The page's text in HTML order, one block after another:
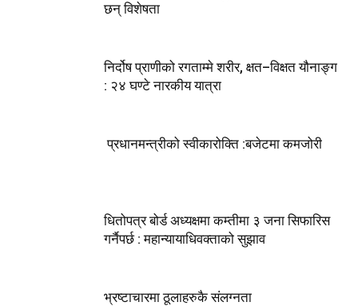
छन् विशेषता
निर्दोष प्राणीको रगताम्मे शरीर, क्षत–विक्षत यौनाङ्ग
: २४ घण्टे नारकीय यात्रा
प्रधानमन्त्रीको स्वीकारोक्ति :बजेटमा कमजोरी
धितोपत्र बोर्ड अध्यक्षमा कम्तीमा ३ जना सिफारिस
गर्नैपर्छ : महान्यायाधिवक्ताको सुझाव
भ्रष्टाचारमा ठूलाहरुकै संलग्नता